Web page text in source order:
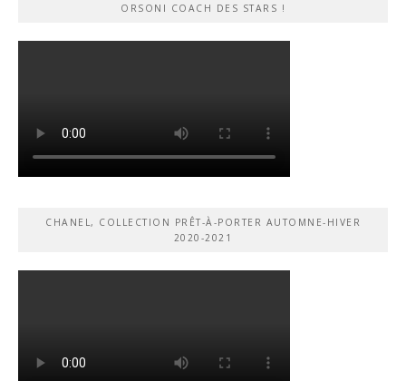
ORSONI COACH DES STARS !
CHANEL, COLLECTION PRÊT-À-PORTER AUTOMNE-HIVER
2020-2021